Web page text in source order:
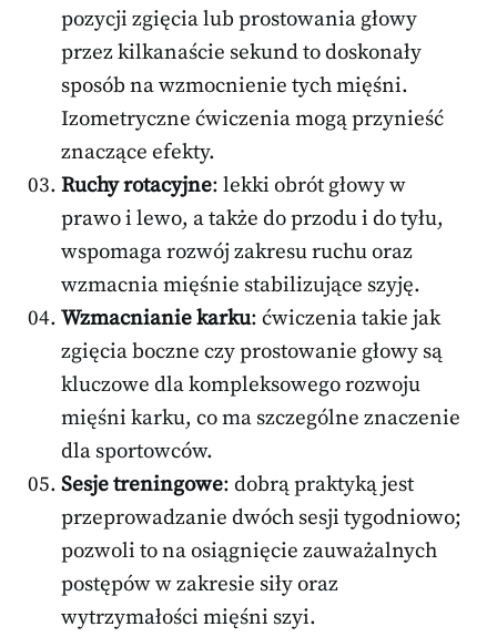
pozycji zgięcia lub prostowania głowy
przez kilkanaście sekund to doskonały
sposób na wzmocnienie tych mięśni.
Izometryczne ćwiczenia mogą przynieść
znaczące efekty.
Ruchy rotacyjne: lekki obrót głowy w
prawo i lewo, a także do przodu i do tyłu,
wspomaga rozwój zakresu ruchu oraz
wzmacnia mięśnie stabilizujące szyję.
Wzmacnianie karku: ćwiczenia takie jak
zgięcia boczne czy prostowanie głowy są
kluczowe dla kompleksowego rozwoju
mięśni karku, co ma szczególne znaczenie
dla sportowców.
Sesje treningowe: dobrą praktyką jest
przeprowadzanie dwóch sesji tygodniowo;
pozwoli to na osiągnięcie zauważalnych
postępów w zakresie siły oraz
wytrzymałości mięśni szyi.